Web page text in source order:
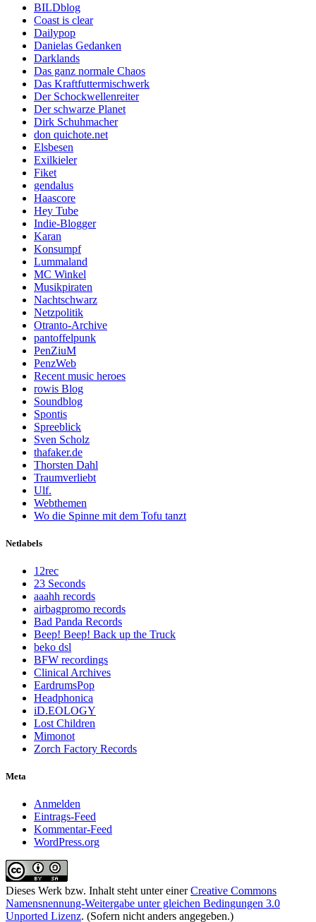
BILDblog
Coast is clear
Dailypop
Danielas Gedanken
Darklands
Das ganz normale Chaos
Das Kraftfuttermischwerk
Der Schockwellenreiter
Der schwarze Planet
Dirk Schuhmacher
don quichote.net
Elsbesen
Exilkieler
Fiket
gendalus
Haascore
Hey Tube
Indie-Blogger
Karan
Konsumpf
Lummaland
MC Winkel
Musikpiraten
Nachtschwarz
Netzpolitik
Otranto-Archive
pantoffelpunk
PenZiuM
PenzWeb
Recent music heroes
rowis Blog
Soundblog
Spontis
Spreeblick
Sven Scholz
thafaker.de
Thorsten Dahl
Traumverliebt
Ulf.
Webthemen
Wo die Spinne mit dem Tofu tanzt
Netlabels
12rec
23 Seconds
aaahh records
airbagpromo records
Bad Panda Records
Beep! Beep! Back up the Truck
beko dsl
BFW recordings
Clinical Archives
EardrumsPop
Headphonica
iD.EOLOGY
Lost Children
Mimonot
Zorch Factory Records
Meta
Anmelden
Eintrags-Feed
Kommentar-Feed
WordPress.org
Dieses Werk bzw. Inhalt steht unter einerCreative Commons
Namensnennung-Weitergabe unter gleichen Bedingungen 3.0
Unported Lizenz. (Sofern nicht anders angegeben.)